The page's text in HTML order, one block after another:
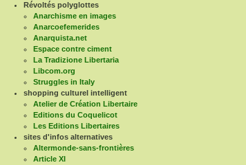
Révoltés polyglottes
Anarchisme en images
Anarcoefemerides
Anarquista.net
Espace contre ciment
La Tradizione Libertaria
Libcom.org
Struggles in Italy
shopping culturel intelligent
Atelier de Création Libertaire
Editions du Coquelicot
Les Editions Libertaires
sites d'infos alternatives
Altermonde-sans-frontières
Article XI